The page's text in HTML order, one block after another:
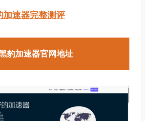
加速器完整测评
豹加速器官网地址